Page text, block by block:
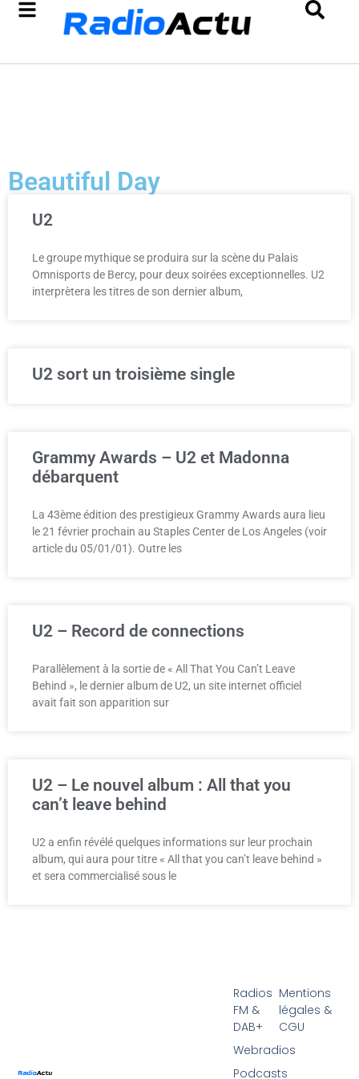
Beautiful Day
U2
Le groupe mythique se produira sur la scène du Palais
Omnisports de Bercy, pour deux soirées exceptionnelles. U2
interprètera les titres de son dernier album,
U2 sort un troisième single
Grammy Awards – U2 et Madonna
débarquent
La 43ème édition des prestigieux Grammy Awards aura lieu
le 21 février prochain au Staples Center de Los Angeles (voir
article du 05/01/01). Outre les
U2 – Record de connections
Parallèlement à la sortie de « All That You Can’t Leave
Behind », le dernier album de U2, un site internet officiel
avait fait son apparition sur
U2 – Le nouvel album : All that you
can’t leave behind
U2 a enfin révélé quelques informations sur leur prochain
album, qui aura pour titre « All that you can’t leave behind »
et sera commercialisé sous le
Radios
FM &
DAB+
Webradios
Podcasts
Mentions
légales &
CGU